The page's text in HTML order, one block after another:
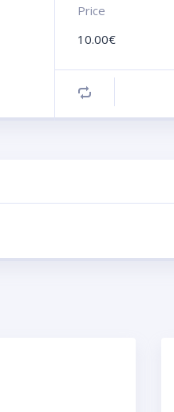
Price
10.00€